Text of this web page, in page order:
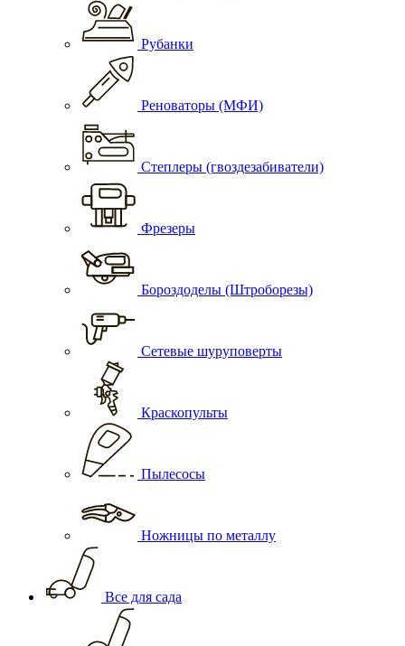
Рубанки
Реноваторы (МФИ)
Степлеры (гвоздезабиватели)
Фрезеры
Бороздоделы (Штроборезы)
Сетевые шуруповерты
Краскопульты
Пылесосы
Ножницы по металлу
Все для сада